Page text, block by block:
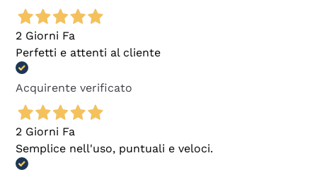
2 Giorni Fa
Perfetti e attenti al cliente
Acquirente verificato
2 Giorni Fa
Semplice nell'uso, puntuali e veloci.